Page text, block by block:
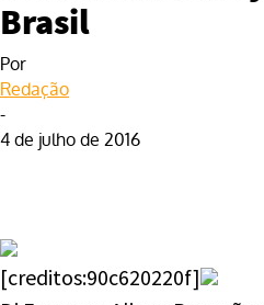
Brasil
Por
Redação
-
4 de julho de 2016
[creditos:90c620220f]